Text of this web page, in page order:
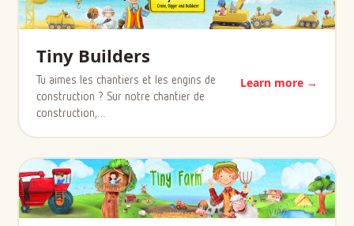
Tiny Builders
Tu aimes les chantiers et les engins de
construction ? Sur notre chantier de
construction,…
Learn more →